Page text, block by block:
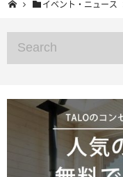
イベント・ニュース